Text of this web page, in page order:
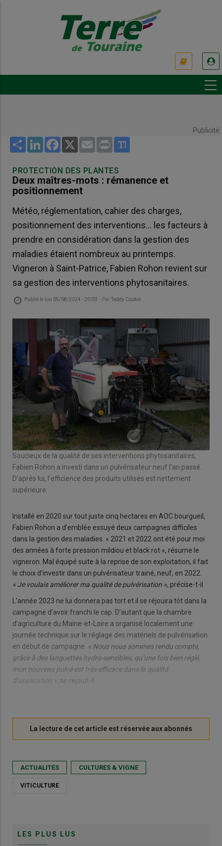
Publicité
Share LinkedInFacebook
X Email Print
PROTECTION DES PLANTES
Deux maîtres-mots : rémanence et
positionnement
Météo, réglementation, cahier des charges,
positionnement des interventions... les facteurs à
prendre en considération dans la gestion des
maladies étaient nombreux au printemps.
Vigneron à Saint-Patrice, Fabien Rohon revient sur
sa gestion des interventions phytosanitaires.
Publié le lun 05/08/2024 - 20:00 - ParTeddy Couton
Soucieux de la qualité de ses interventions phytosanitaires,
Fabien Rohon a investi dans un pulvérisateur neuf l’an passé.
D’après lui, l’efficience des produits utilisés est nettement
supérieure.
Installé en 2020 sur tout juste cinq hectares en AOC bourgueil,
Fabien Rohon a d’emblée essuyé deux campagnes difficiles
dans la gestion des maladies. « 2021 et 2022 ont été pour moi
des années à forte pression mildiou et black rot », résume le
vigneron. Mal équipé suite à la reprise de son exploitation, il fait
le choix d’investir dans un pulvérisateur trainé, neuf, en 2022.
« Je voulais améliorer ma qualité de pulvérisation », précise-t-il.
L’année 2023 ne lui donnera pas tort et il se réjouira tôt dans la
campagne d’avoir franchi le cap. D’autant que la chambre
d’agriculture du Maine-et-Loire a organisé localement une
journée technique sur le réglage des matériels de pulvérisation
en début de campagne. « Nous nous sommes rendu compte,
grâce à des languettes hydro-sensibles, qu’une fois bien réglé,
mon nouveau pulvé est très efficace dans la qualité
d’application »,
se réjouit-il.
ACTUALITÉS CULTURES & VIGNE
VITICULTURE
LES PLUS LUS